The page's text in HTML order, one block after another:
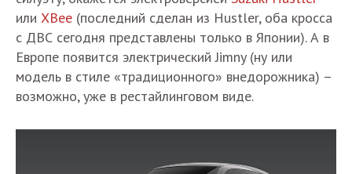
или XBee (последний сделан из Hustler, оба кросса
с ДВС сегодня представлены только в Японии). А в
Европе появится электрический Jimny (ну или
модель в стиле «традиционного» внедорожника) –
возможно, уже в рестайлинговом виде.